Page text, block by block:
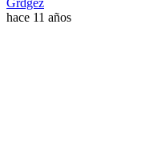
Grdgez
hace 11 años